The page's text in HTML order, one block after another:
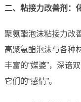
二、粘接力改善剂：
聚氨酯泡沫粘接力改
高聚氨酯泡沫与各种
丰富的“媒婆”，深谙
它们的“感情”。